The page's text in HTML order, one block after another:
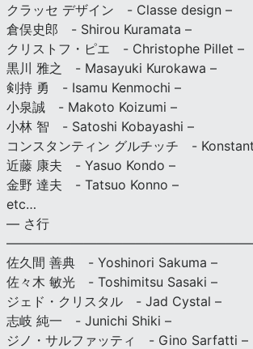
クラッセ デザイン - Classe design –
倉俣史郎 - Shirou Kuramata –
クリストフ・ピエ - Christophe Pillet –
黒川 雅之 - Masayuki Kurokawa –
剣持 勇 - Isamu Kenmochi –
小泉誠 - Makoto Koizumi –
小林 智 - Satoshi Kobayashi –
コンスタンティン グルチッチ -
近藤 康夫 - Yasuo Kondo –
金野 達夫 - Tatsuo Konno –
etc…
— さ行
佐久間 善典 - Yoshinori Sakuma –
佐々木 敏光 - Toshimitsu Sasaki –
ジェド・クリスタル - Jad Cystal –
志岐 純一 - Junichi Shiki –
ジノ・サルファッティ - Gino Sarfatti –